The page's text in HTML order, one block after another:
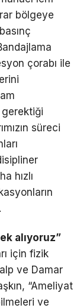
bölgeye
çorabı ile
süreci
hızlı
alıyoruz”
için fizik
ve Damar
“Ameliyat
ve